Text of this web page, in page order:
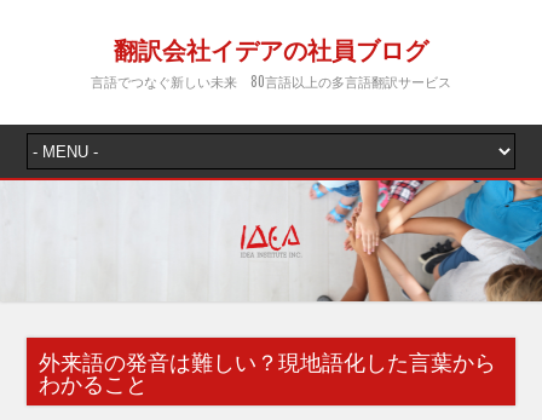
翻訳会社イデアの社員ブログ
言語でつなぐ新しい未来 80言語以上の多言語翻訳サービス
外来語の発音は難しい？現地語化した言葉から
わかること